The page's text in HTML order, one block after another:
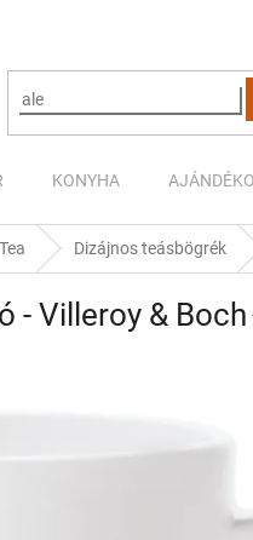
KONYHA
Tea Dizájnos teásbögrék
- Villeroy & Boch